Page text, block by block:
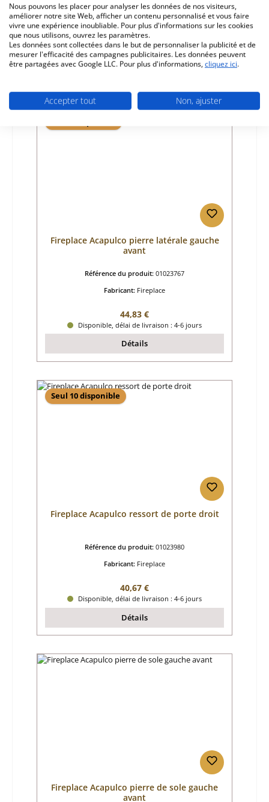
Fabricant:Fireplace
Prix régulier :
49,81 €
Disponible, délai de livraison : 4-6 jours
Détails
Fireplace Acapulco pierre latérale gauche
avant
Référence du produit: 01023767
Fabricant: Fireplace
Prix régulier :
44,83 €
Disponible, délai de livraison : 4-6 jours
Détails
Seul 10 disponible
Fireplace Acapulco ressort de porte droit
Référence du produit: 01023980
Fabricant: Fireplace
Prix régulier :
40,67 €
Disponible, délai de livraison : 4-6 jours
Détails
Fireplace Acapulco pierre de sole gauche
avant
Nous pouvons les placer pour analyser les données de nos visiteurs,
améliorer notre site Web, afficher un contenu personnalisé et vous faire
vivre une expérience inoubliable. Pour plus d'informations sur les cookies
que nous utilisons, ouvrez les paramètres.
Les données sont collectées dans le but de personnaliser la publicité et de
mesurer l'efficacité des campagnes publicitaires. Les données peuvent
être partagées avec Google LLC. Pour plus d'informations, cliquez ici.
Accepter tout Non, ajuster